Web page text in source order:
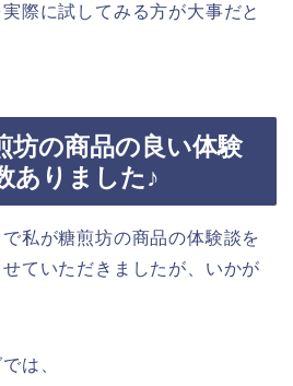
際に試してみる方が大事だと
坊の商品の良い体験
ありました♪
私が糖煎坊の商品の体験談を
ていただきましたが、いかが
は、